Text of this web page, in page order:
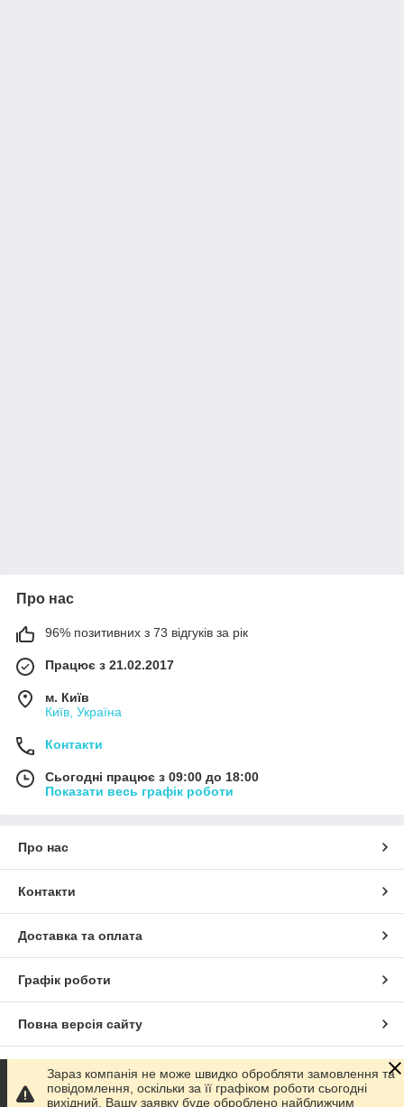
Про нас
96% позитивних з 73 відгуків за рік
Працює з 21.02.2017
м. Київ
Київ, Україна
Контакти
Сьогодні працює з 09:00 до 18:00
Показати весь графік роботи
Про нас
Контакти
Доставка та оплата
Графік роботи
Повна версія сайту
Сайт створено на маркетплейсі Prom.ua
Зараз компанія не може швидко обробляти замовлення та
повідомлення, оскільки за її графіком роботи сьогодні
вихідний. Вашу заявку буде оброблено найближчим